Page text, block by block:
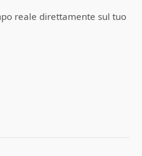
reale direttamente sul tuo